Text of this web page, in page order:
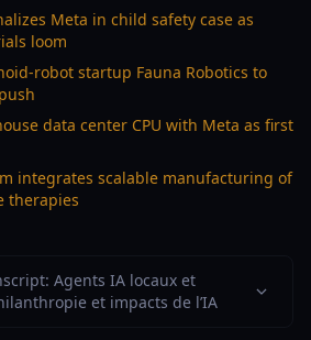
Meta in child safety case as
loom
robot startup Fauna Robotics to
data center CPU with Meta as first
integrates scalable manufacturing of
therapies
Agents IA locaux et
et impacts de l’IA